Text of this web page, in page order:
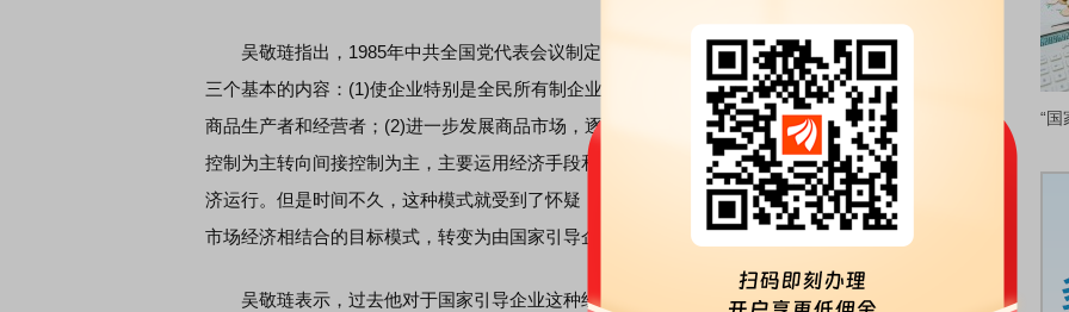
吴敬琏指出，1985年中共全国党代表会议制定了“七五计划”(1986~1990)，肯定了新的经济体制有
三个基本的内容：(1)使企业特别是全民所有制企业成为相对独立的，自主经营、自负盈亏的社会主义
商品生产者和经营者；(2)进一步发展商品市场，逐步完善市场体系；(3)国家对企业的管理逐步由直接
控制为主转向间接控制为主，主要运用经济手段和法律手段，并采取必要的行政手段，控制和调节经
济运行。但是时间不久，这种模式就受到了怀疑，到了20世纪80年代末期就重新建立了将计划经济和
市场经济相结合的目标模式，转变为由国家引导企业和市场运行机制。
吴敬琏表示，过去他对于国家引导企业这种经济体制是完全肯定的，这是市场经济的一种婉转的
“国